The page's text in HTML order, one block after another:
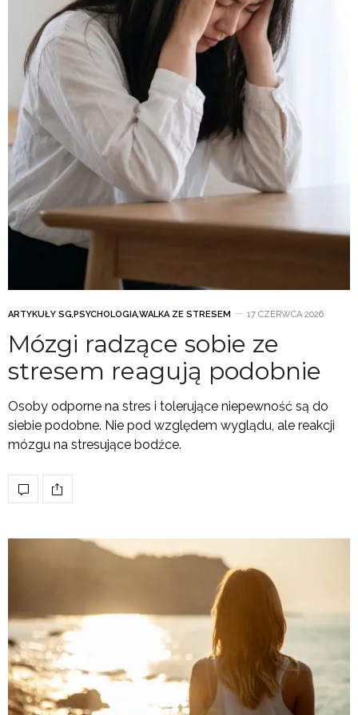
ARTYKUŁY SG,PSYCHOLOGIA,WALKA ZE STRESEM 17 CZERWCA 2026
Mózgi radzące sobie ze
stresem reagują podobnie
Osoby odporne na stres i tolerujące niepewność są do
siebie podobne. Nie pod względem wyglądu, ale reakcji
mózgu na stresujące bodźce.